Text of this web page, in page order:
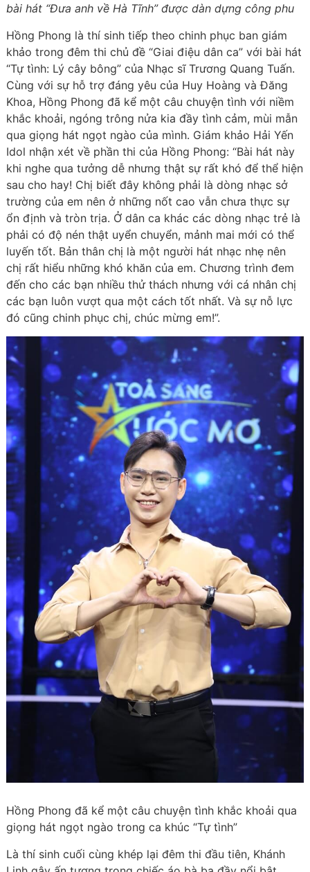
bài hát “Đưa anh về Hà Tĩnh” được dàn dựng công phu
Hồng Phong là thí sinh tiếp theo chinh phục ban giám
khảo trong đêm thi chủ đề “Giai điệu dân ca” với bài hát
“Tự tình: Lý cây bông” của Nhạc sĩ Trương Quang Tuấn.
Cùng với sự hỗ trợ đáng yêu của Huy Hoàng và Đăng
Khoa, Hồng Phong đã kể một câu chuyện tình với niềm
khắc khoải, ngóng trông nửa kia đầy tình cảm, mùi mẫn
qua giọng hát ngọt ngào của mình. Giám khảo Hải Yến
Idol nhận xét về phần thi của Hồng Phong: “Bài hát này
khi nghe qua tưởng dễ nhưng thật sự rất khó để thể hiện
sau cho hay! Chị biết đây không phải là dòng nhạc sở
trường của em nên ở những nốt cao vẫn chưa thực sự
ổn định và tròn trịa. Ở dân ca khác các dòng nhạc trẻ là
phải có độ nén thật uyển chuyển, mảnh mai mới có thể
luyến tốt. Bản thân chị là một người hát nhạc nhẹ nên
chị rất hiểu những khó khăn của em. Chương trình đem
đến cho các bạn nhiều thử thách nhưng với cá nhân chị
các bạn luôn vượt qua một cách tốt nhất. Và sự nỗ lực
đó cũng chinh phục chị, chúc mừng em!”.
Hồng Phong đã kể một câu chuyện tình khắc khoải qua
giọng hát ngọt ngào trong ca khúc “Tự tình”
Là thí sinh cuối cùng khép lại đêm thi đầu tiên, Khánh